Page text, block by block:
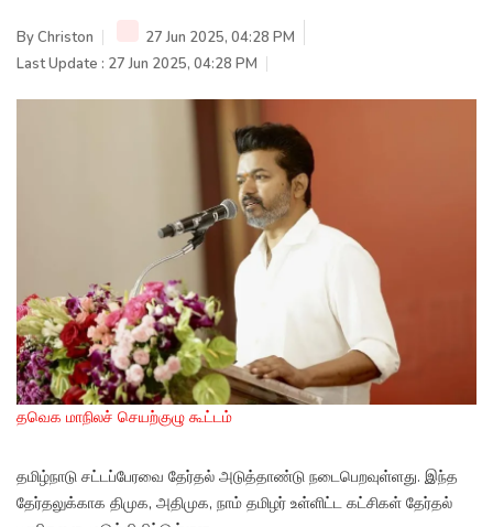
ByChriston
27 Jun 2025, 04:28 PM
Last Update : 27 Jun 2025, 04:28 PM
தவெக மாநிலச் செயற்குழு கூட்டம்
தமிழ்நாடு சட்டப்பேரவை தேர்தல் அடுத்தாண்டு நடைபெறவுள்ளது. இந்த
தேர்தலுக்காக திமுக, அதிமுக, நாம் தமிழர் உள்ளிட்ட கட்சிகள் தேர்தல்